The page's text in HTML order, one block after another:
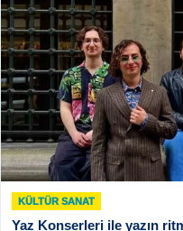
KÜLTÜR SANAT
Yaz Konserleri ile yazın